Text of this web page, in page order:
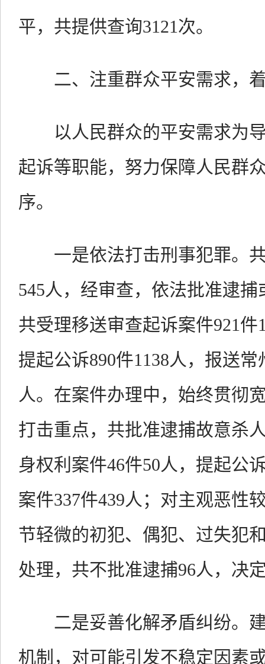
平，共提供查询3121次。
二、注重群众平安需求，着
以人民群众的平安需求为导
起诉等职能，努力保障人民群
序。
一是依法打击刑事犯罪。共
545人，经审查，依法批准逮捕
共受理移送审查起诉案件921
提起公诉890件1138人，报送
人。在案件办理中，始终贯彻
打击重点，共批准逮捕故意杀
身权利案件46件50人，提起公
案件337件439人；对主观恶性
节轻微的初犯、偶犯、过失犯
处理，共不批准逮捕96人，决
二是妥善化解矛盾纠纷。建
机制，对可能引发不稳定因素